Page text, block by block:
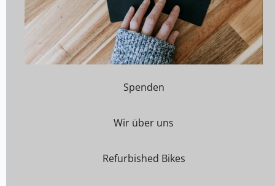
Spenden
Wir über uns
Refurbished Bikes